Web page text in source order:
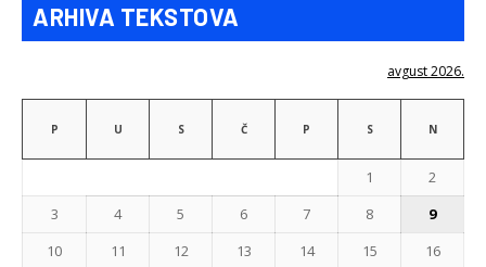
ARHIVA TEKSTOVA
avgust 2026.
P U S Č P S N
1
2
3
4 5 6 7 8
9
10
11 12 13 14 15
16